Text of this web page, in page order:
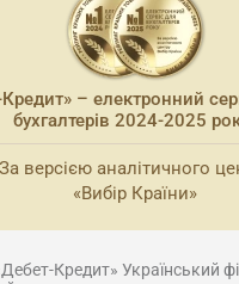
Кредит» – електронний
бухгалтерів 2024-2025
За версією аналітичного
«Вибір Країни»
Кредит» Український